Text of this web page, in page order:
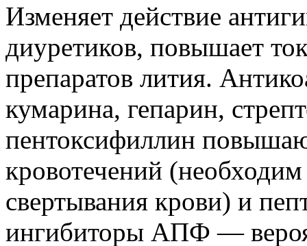
Изменяет действие
диуретиков, повышает
препаратов лития.
кумарина, гепарин,
пентоксифиллин
кровотечений (необходим
свертывания крови) и
ингибиторы АПФ —